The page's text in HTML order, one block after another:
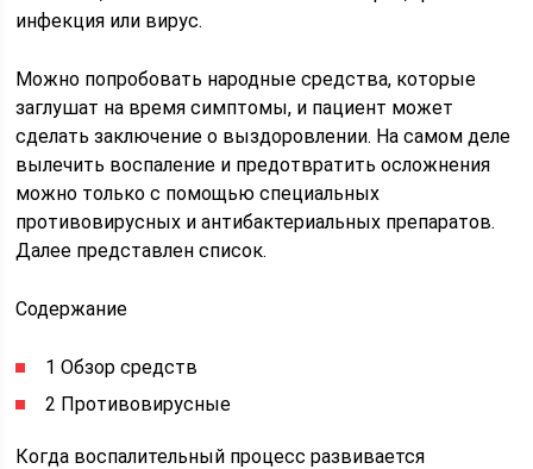
инфекция или вирус.
Можно попробовать народные средства, которые
заглушат на время симптомы, и пациент может
сделать заключение о выздоровлении. На самом деле
вылечить воспаление и предотвратить осложнения
можно только с помощью специальных
противовирусных и антибактериальных препаратов.
Далее представлен список.
Содержание
1 Обзор средств
2 Противовирусные
Когда воспалительный процесс развивается